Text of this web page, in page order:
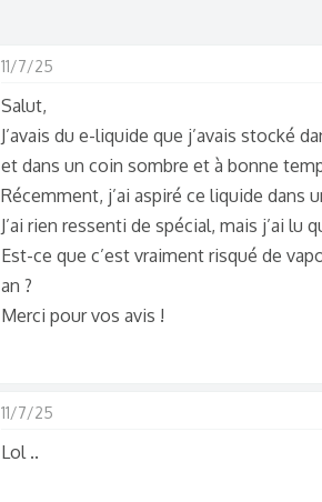
11/7/25
Salut,
J’avais du e-liquide que j’avais stocké
et dans un coin sombre et à bonne
Récemment, j’ai aspiré ce liquide dans
J’ai rien ressenti de spécial, mais j’ai lu
Est-ce que c’est vraiment risqué de
an ?
Merci pour vos avis !
11/7/25
Lol ..